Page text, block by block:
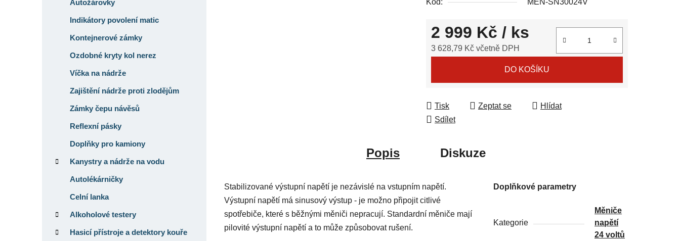
Autožárovky
Indikátory povolení matic
Kontejnerové zámky
Ozdobné kryty kol nerez
Víčka na nádrže
Zajištění nádrže proti zlodějům
Zámky čepu návěsů
Reflexní pásky
Doplňky pro kamiony
Kanystry a nádrže na vodu
Autolékárničky
Celní lanka
Alkoholové testery
Hasicí přístroje a detektory kouře
0,0
hvězdiček.
2 999 Kč / ks
3 628,79 Kč včetně DPH
DO KOŠÍKU
Tisk Zeptat se
Hlídat
Sdílet
Popis Diskuze
Stabilizované výstupní napětí je nezávislé na vstupním napětí.
Výstupní napětí má sinusový výstup - je možno připojit citlivé
spotřebiče, které s běžnými měniči nepracují. Standardní měniče mají
pilovité výstupní napětí a to může způsobovat rušení.
Doplňkové parametry
Kategorie
Měniče
napětí
24 voltů